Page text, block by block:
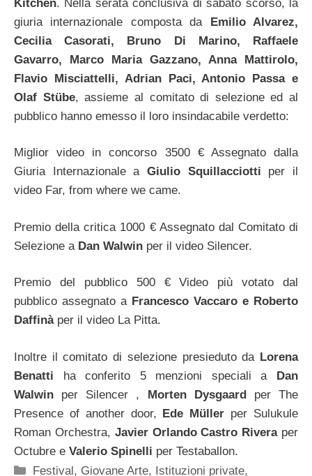
Kitchen. Nella serata conclusiva di sabato scorso, la
giuria internazionale composta da Emilio Alvarez,
Cecilia Casorati, Bruno Di Marino, Raffaele
Gavarro, Marco Maria Gazzano, Anna Mattirolo,
Flavio Misciattelli, Adrian Paci, Antonio Passa e
Olaf Stübe, assieme al comitato di selezione ed al
pubblico hanno emesso il loro insindacabile verdetto:
Miglior video in concorso 3500 € Assegnato dalla
Giuria Internazionale a Giulio Squillacciotti per il
video Far, from where we came.
Premio della critica 1000 € Assegnato dal Comitato di
Selezione a Dan Walwin per il video Silencer.
Premio del pubblico 500 € Video più votato dal
pubblico assegnato a Francesco Vaccaro e Roberto
Daffinà per il video La Pitta.
Inoltre il comitato di selezione presieduto da Lorena
Benatti ha conferito 5 menzioni speciali a Dan
Walwin per Silencer , Morten Dysgaardper The
Presence of another door, Ede Müller per Sulukule
Roman Orchestra, Javier Orlando Castro Riveraper
Octubre e Valerio Spinelli per Testaballon.
Categorie
Festival, Giovane Arte, Istituzioni private,